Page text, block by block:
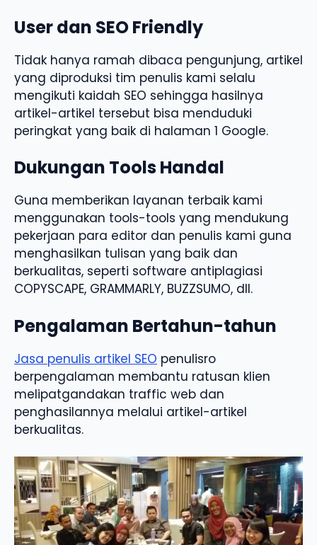
User dan SEO Friendly
Tidak hanya ramah dibaca pengunjung, artikel
yang diproduksi tim penulis kami selalu
mengikuti kaidah SEO sehingga hasilnya
artikel-artikel tersebut bisa menduduki
peringkat yang baik di halaman 1 Google.
Dukungan Tools Handal
Guna memberikan layanan terbaik kami
menggunakan tools-tools yang mendukung
pekerjaan para editor dan penulis kami guna
menghasilkan tulisan yang baik dan
berkualitas, seperti software antiplagiasi
COPYSCAPE, GRAMMARLY, BUZZSUMO, dll.
Pengalaman Bertahun-tahun
Jasa penulis artikel SEO penulisro
berpengalaman membantu ratusan klien
melipatgandakan traffic web dan
penghasilannya melalui artikel-artikel
berkualitas.